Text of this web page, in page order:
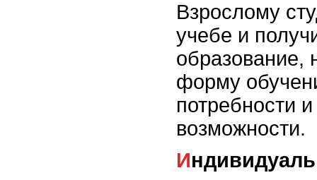
Взрослому
учебе и
образование,
форму
потребности
возможности.